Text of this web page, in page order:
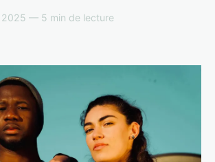
— 5 min de lecture